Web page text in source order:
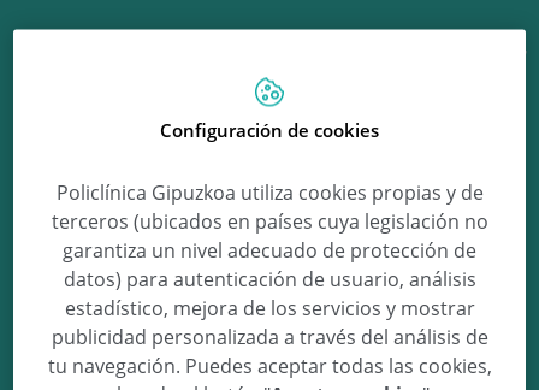
Ongi etorri Nerea!
05/02/07 14:45 3.28Kg 49cm
Configuración de cookies
Policlínica Gipuzkoa utiliza cookies propias y de
terceros (ubicados en países cuya legislación no
garantiza un nivel adecuado de protección de
datos) para autenticación de usuario, análisis
estadístico, mejora de los servicios y mostrar
publicidad personalizada a través del análisis de
tu navegación. Puedes aceptar todas las cookies,